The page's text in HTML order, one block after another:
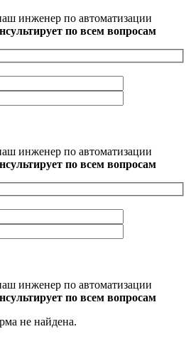
инженер по автоматизации
по всем вопросам
инженер по автоматизации
по всем вопросам
инженер по автоматизации
по всем вопросам
не найдена.